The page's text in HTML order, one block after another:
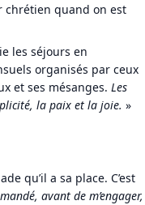
chrétien quand on est
les séjours en
organisés par ceux
et ses mésanges. Les
la paix et la joie. »
qu’il a sa place. C’est
avant de m’engager,